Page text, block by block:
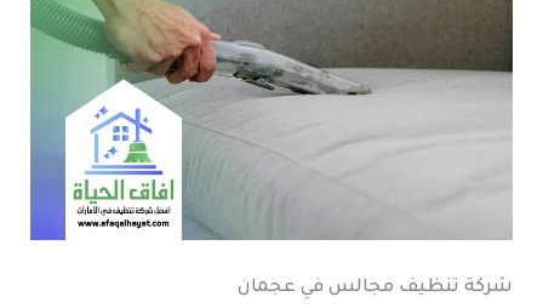
شركة تنظيف مجالس في عجمان